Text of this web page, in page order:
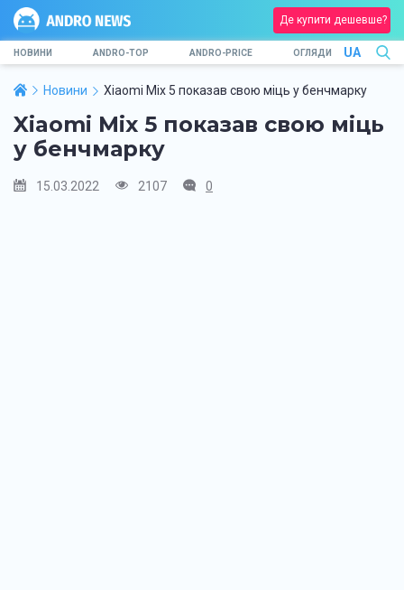
Де купити дешевше?
НОВИНИ ANDRO-TOP ANDRO-PRICE ОГЛЯДИ UA
Новини Xiaomi Mix 5 показав свою міць у бенчмарку
Xiaomi Mix 5 показав свою міць
у бенчмарку
15.03.2022 2107 0